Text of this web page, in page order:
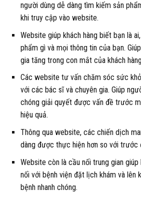
người dùng dễ dàng tìm kiếm sản
khi truy cập vào website.
Website giúp khách hàng biết bạn là
phẩm gì và mọi thông tin của bạn.
gia tăng trong con mắt của khách
Các website tư vấn chăm sóc sức
với các bác sĩ và chuyên gia. Giúp
chóng giải quyết được vấn đề trước
hiệu quả.
Thông qua website, các chiến dịch
dàng được thực hiện hơn so với trước
Website còn là cầu nối trung gian
nối với bệnh viện đặt lịch khám và lên
bệnh nhanh chóng.